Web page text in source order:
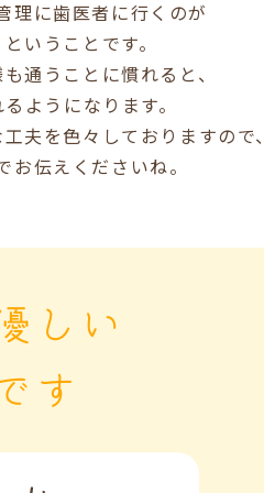
理に歯医者に行くのが
いうことです。
通うことに慣れると、
ようになります。
夫を色々しておりますので、
伝えくださいね。
しい
す